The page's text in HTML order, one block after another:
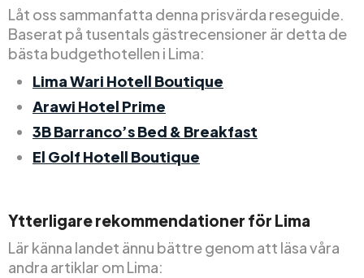
Låt oss sammanfatta denna prisvärda reseguide.
Baserat på tusentals gästrecensioner är detta de
bästa budgethotellen i Lima:
Lima Wari Hotell Boutique
Arawi Hotel Prime
3B Barranco’s Bed & Breakfast
El Golf Hotell Boutique
Ytterligare rekommendationer för Lima
Lär känna landet ännu bättre genom att läsa våra
andra artiklar om Lima: